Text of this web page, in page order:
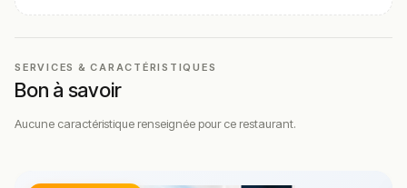
SERVICES & CARACTÉRISTIQUES
Bon à savoir
Aucune caractéristique renseignée pour ce restaurant.